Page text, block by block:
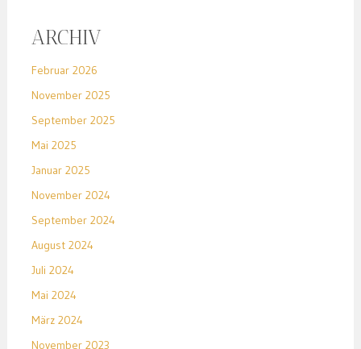
ARCHIV
Februar 2026
November 2025
September 2025
Mai 2025
Januar 2025
November 2024
September 2024
August 2024
Juli 2024
Mai 2024
März 2024
November 2023